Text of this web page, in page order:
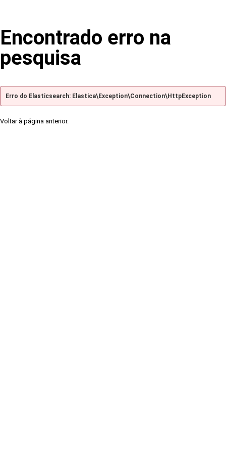
Encontrado erro na
pesquisa
Erro do Elasticsearch: Elastica\Exception\Connection\HttpException
Voltar à página anterior.